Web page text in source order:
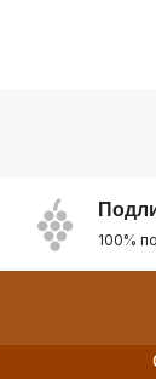
100%